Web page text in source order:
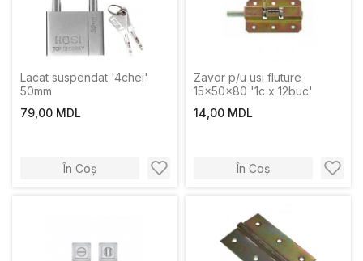
Lacat suspendat '4chei'
50mm
79,00 MDL
În Coș
Zavor p/u usi fluture
15x50x80 '1c x 12buc'
14,00 MDL
În Coș